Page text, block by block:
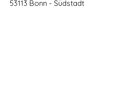
53113 Bonn - Südstadt